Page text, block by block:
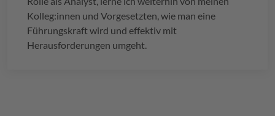
Kolleg:innen und Vorgesetzten, wie man eine
Führungskraft wird und effektiv mit
Herausforderungen umgeht.